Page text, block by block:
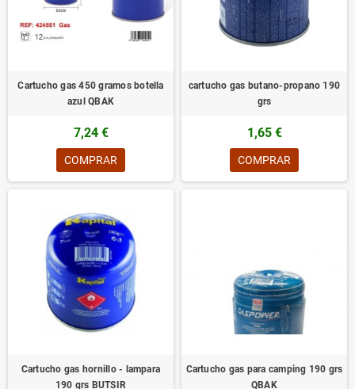
Cartucho gas 450 gramos botella
azul QBAK
7,24 €
COMPRAR
cartucho gas butano-propano 190
grs
1,65 €
COMPRAR
Cartucho gas hornillo - lampara
190 grs BUTSIR
Cartucho gas para camping 190 grs
QBAK